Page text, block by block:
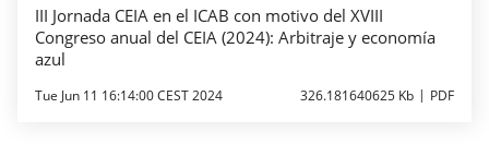
III Jornada CEIA en el ICAB con motivo del XVIII
Congreso anual del CEIA (2024): Arbitraje y economía
azul
Tue Jun 11 16:14:00 CEST 2024 326.181640625 Kb PDF